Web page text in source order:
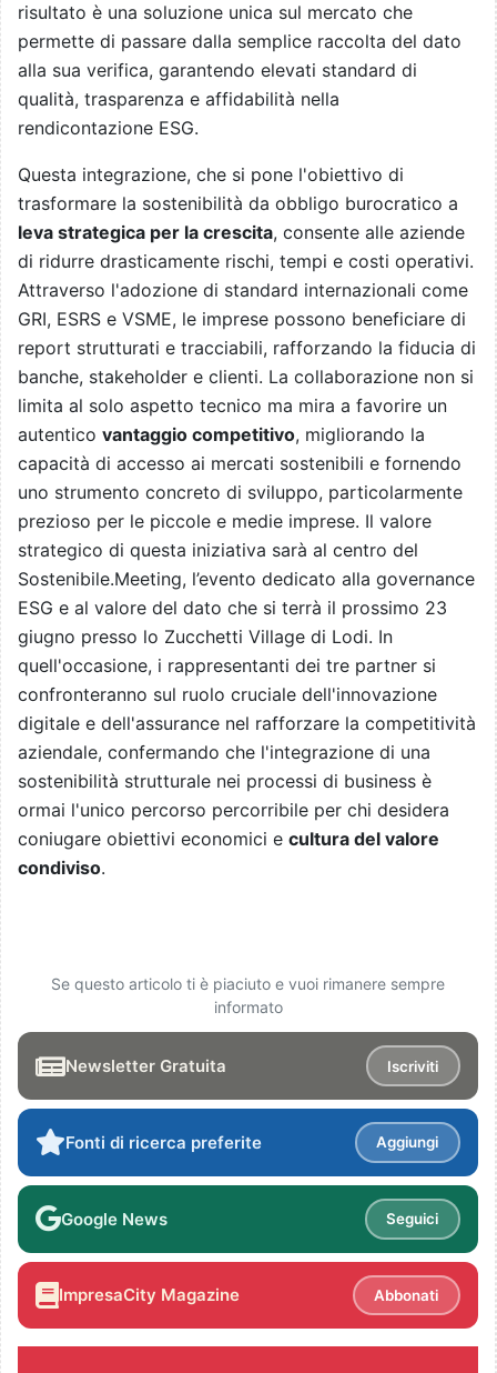
risultato è una soluzione unica sul mercato che
permette di passare dalla semplice raccolta del dato
alla sua verifica, garantendo elevati standard di
qualità, trasparenza e affidabilità nella
rendicontazione ESG.
Questa integrazione, che si pone l'obiettivo di
trasformare la sostenibilità da obbligo burocratico a
leva strategica per la crescita, consente alle aziende
di ridurre drasticamente rischi, tempi e costi operativi.
Attraverso l'adozione di standard internazionali come
GRI, ESRS e VSME, le imprese possono beneficiare di
report strutturati e tracciabili, rafforzando la fiducia di
banche, stakeholder e clienti. La collaborazione non si
limita al solo aspetto tecnico ma mira a favorire un
autentico vantaggio competitivo, migliorando la
capacità di accesso ai mercati sostenibili e fornendo
uno strumento concreto di sviluppo, particolarmente
prezioso per le piccole e medie imprese. Il valore
strategico di questa iniziativa sarà al centro del
Sostenibile.Meeting, l’evento dedicato alla governance
ESG e al valore del dato che si terrà il prossimo 23
giugno presso lo Zucchetti Village di Lodi. In
quell'occasione, i rappresentanti dei tre partner si
confronteranno sul ruolo cruciale dell'innovazione
digitale e dell'assurance nel rafforzare la competitività
aziendale, confermando che l'integrazione di una
sostenibilità strutturale nei processi di business è
ormai l'unico percorso percorribile per chi desidera
coniugare obiettivi economici e cultura del valore
condiviso.
Se questo articolo ti è piaciuto e vuoi rimanere sempre
informato
Newsletter Gratuita Iscriviti
Fonti di ricerca preferite Aggiungi
Google News Seguici
ImpresaCity Magazine Abbonati